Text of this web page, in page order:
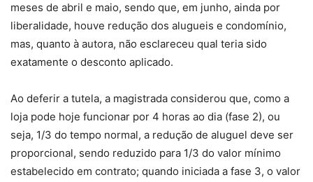
meses de abril e maio, sendo que, em junho, ainda por
liberalidade, houve redução dos alugueis e condomínio,
mas, quanto à autora, não esclareceu qual teria sido
exatamente o desconto aplicado.
Ao deferir a tutela, a magistrada considerou que, como a
loja pode hoje funcionar por 4 horas ao dia (fase 2), ou
seja, 1/3 do tempo normal, a redução de aluguel deve ser
proporcional, sendo reduzido para 1/3 do valor mínimo
estabelecido em contrato; quando iniciada a fase 3, o valor